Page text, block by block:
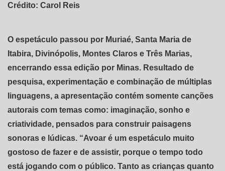
Crédito: Carol Reis
O espetáculo passou por Muriaé, Santa Maria de
Itabira, Divinópolis, Montes Claros e Três Marias,
encerrando essa edição por Minas. Resultado de
pesquisa, experimentação e combinação de múltiplas
linguagens, a apresentação contém somente canções
autorais com temas como: imaginação, sonho e
criatividade, pensados para construir paisagens
sonoras e lúdicas. “Avoar é um espetáculo muito
gostoso de fazer e de assistir, porque o tempo todo
está jogando com o público. Tanto as crianças quanto